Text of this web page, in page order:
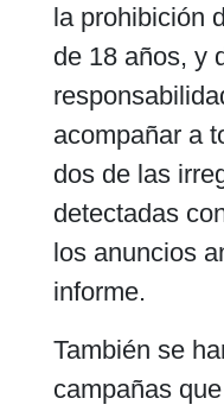
la prohibición
de 18 años, y
acompañar a
dos de las
detectadas
los anuncios
informe.
También se
campañas